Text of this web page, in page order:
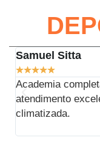
Samuel Sitta
★★★★★
Academia
atendimento
climatizada.